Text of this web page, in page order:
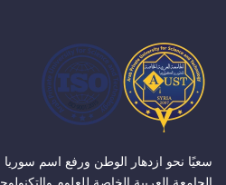
سعيًا نحو ازدهار الوطن ورفع اسم سوريا